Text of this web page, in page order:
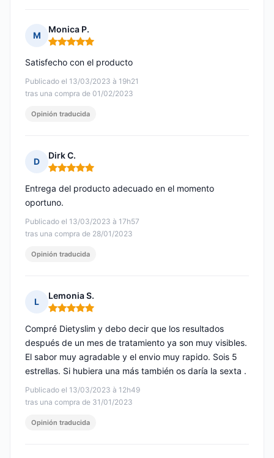
M
Monica P.
Nota: 5 de 5
Publicado el 13/03/2023 à 19h21
tras una compra de 01/02/2023
Satisfecho con el producto
Opinión traducida
D
Dirk C.
Nota: 5 de 5
Publicado el 13/03/2023 à 17h57
tras una compra de 28/01/2023
Entrega del producto adecuado en el momento
oportuno.
Opinión traducida
L
Lemonia S.
Nota: 5 de 5
Publicado el 13/03/2023 à 12h49
tras una compra de 31/01/2023
Compré Dietyslim y debo decir que los resultados
después de un mes de tratamiento ya son muy visibles.
El sabor muy agradable y el envio muy rapido. Sois 5
estrellas. Si hubiera una más también os daría la sexta .
Opinión traducida